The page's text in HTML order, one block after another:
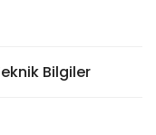
Bilgiler